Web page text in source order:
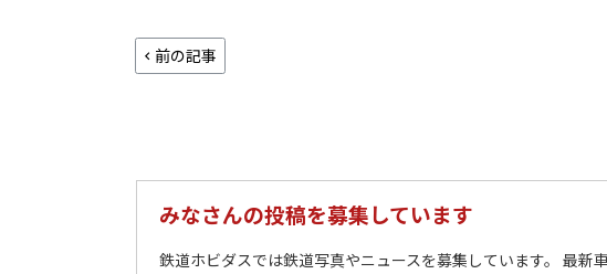
前の記事
みなさんの投稿を募集しています
鉄道ホビダスでは鉄道写真やニュースを募集しています。 最